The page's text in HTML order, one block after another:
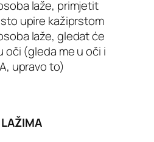
laže, primjetit
upire kažiprstom
laže, gledat će
oči (gleda me u oči i
upravo to)